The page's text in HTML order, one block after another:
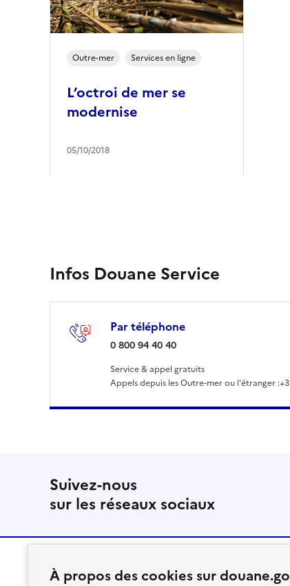
À propos des cookies sur
Outre-mer Services en ligne
05/10/2018
L’octroi de mer se
modernise
Infos Douane Service
Par téléphone
: 0 800 94 40 40
0 800 94 40 40
Service & appel gratuits
Appels depuis les Outre-mer ou l'étranger :
Suivez-nous
sur les réseaux sociaux